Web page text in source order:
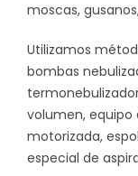
moscas,
Utilizamos
bombas
volumen,
motorizada,
especial de